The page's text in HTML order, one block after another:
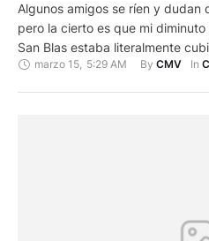
Algunos amigos se ríen y dudan
pero la cierto es que mi
San Blas estaba literalmente
recortadas de revistas, y yo solo
marzo 15 5:29 AM By CMV In